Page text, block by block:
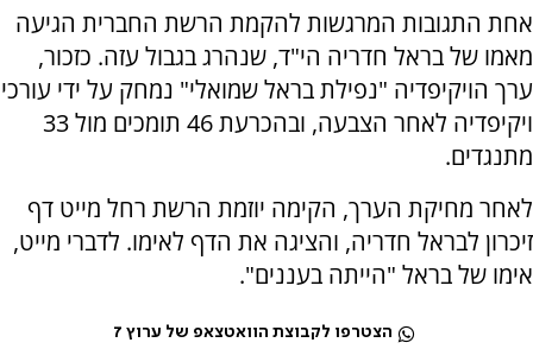
אחת התגובות המרגשות להקמת הרשת החברית הגיעה
מאמו של בראל חדריה הי"ד, שנהרג בגבול עזה. כזכור,
ערך הויקיפדיה "נפילת בראל שמואלי" נמחק על ידי עורכי
ויקיפדיה לאחר הצבעה, ובהכרעת 46 תומכים מול 33
מתנגדים.
לאחר מחיקת הערך, הקימה יוזמת הרשת רחל מייט דף
זיכרון לבראל חדריה, והציגה את הדף לאימו. לדברי מייט,
אימו של בראל "הייתה בעננים".
הצטרפו לקבוצת הוואטצאפ של ערוץ 7